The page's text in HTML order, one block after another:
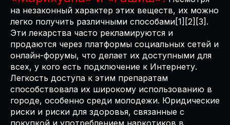
на незаконный характер этих веществ, их можно
легко получить различными способами[1][2][3].
Эти лекарства часто рекламируются и
продаются через платформы социальных сетей и
онлайн-форумы, что делает их доступными для
всех, у кого есть подключение к Интернету.
Легкость доступа к этим препаратам
способствовала их широкому использованию в
городе, особенно среди молодежи. Юридические
риски и риски для здоровья, связанные с